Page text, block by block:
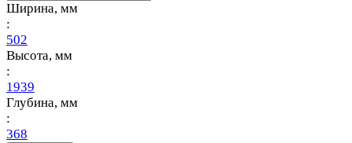
Ширина, мм
:
502
Высота, мм
:
1939
Глубина, мм
:
368